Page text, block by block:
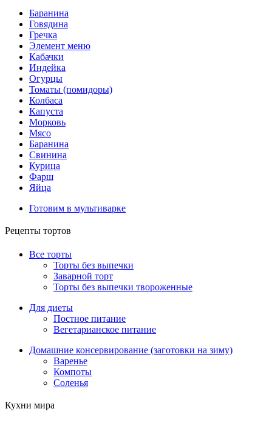
Баранина
Говядина
Гречка
Элемент меню
Кабачки
Индейка
Огурцы
Томаты (помидоры)
Колбаса
Капуста
Морковь
Мясо
Баранина
Свинина
Курица
Фарш
Яйца
Готовим в мультиварке
Рецепты тортов
Все торты
Торты без выпечки
Заварной торт
Торты без выпечки твороженные
Для диеты
Постное питание
Вегетарианское питание
Домашние консервирование (заготовки на зиму)
Варенье
Компоты
Соленья
Кухни мира